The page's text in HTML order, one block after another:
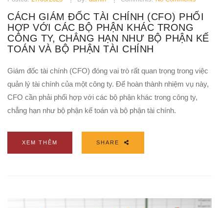
CÁCH GIÁM ĐỐC TÀI CHÍNH (CFO) PHỐI
HỢP VỚI CÁC BỘ PHẬN KHÁC TRONG
CÔNG TY, CHẲNG HẠN NHƯ BỘ PHẬN KẾ
TOÁN VÀ BỘ PHẬN TÀI CHÍNH
Giám đốc tài chính (CFO) đóng vai trò rất quan trọng trong việc
quản lý tài chính của một công ty. Để hoàn thành nhiệm vụ này,
CFO cần phải phối hợp với các bộ phận khác trong công ty,
chẳng hạn như bộ phận kế toán và bộ phận tài chính.
XEM THÊM SHARE